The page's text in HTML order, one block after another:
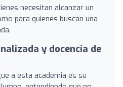
necesitan alcanzar un
para quienes buscan una
y docencia de
a esta academia es su